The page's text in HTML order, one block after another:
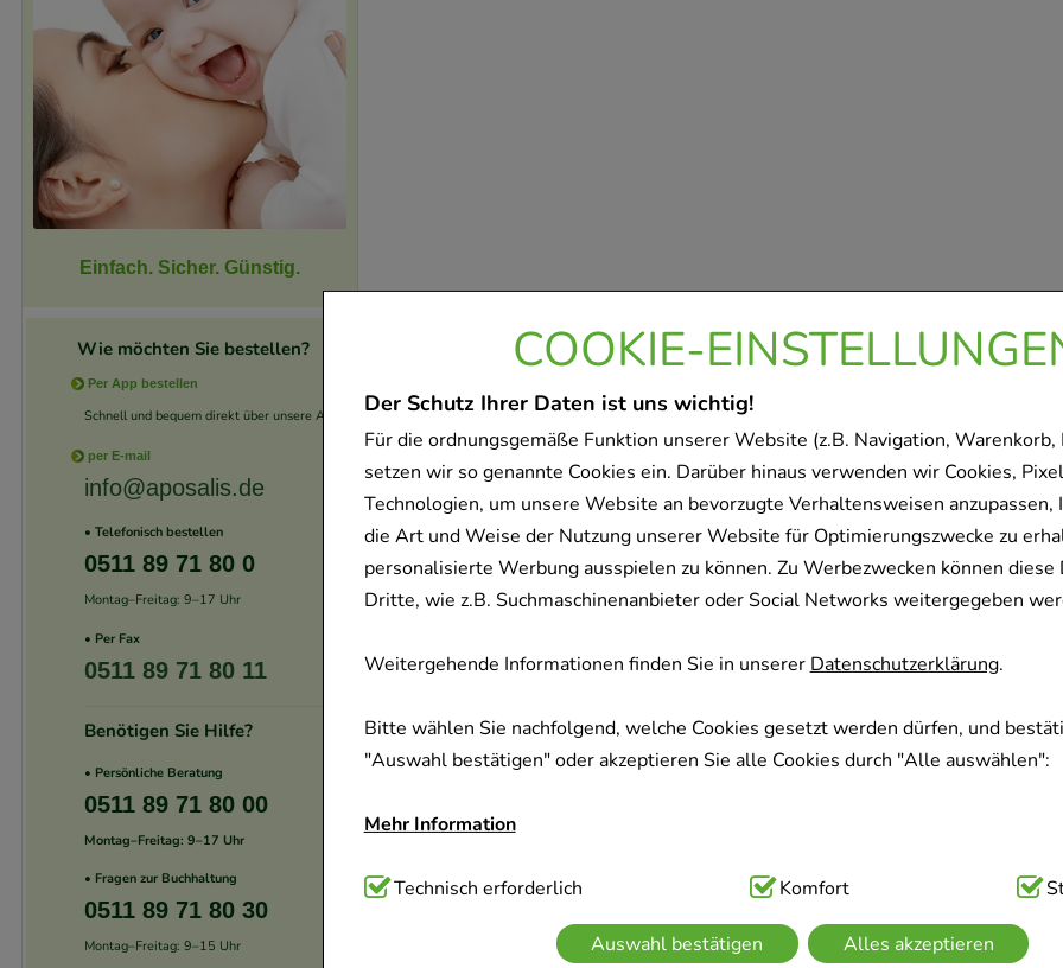
COOKIE-
Der Schutz Ihrer Daten ist uns wichtig!
Für die ordnungsgemäße Funktion unserer Website (z.B. Navigation, Warenkorb,
setzen wir so genannte Cookies ein. Darüber hinaus verwenden wir Cookies,
Technologien, um unsere Website an bevorzugte Verhaltensweisen anzupassen,
die Art und Weise der Nutzung unserer Website für Optimierungszwecke zu
personalisierte Werbung ausspielen zu können. Zu Werbezwecken können diese
Dritte, wie z.B. Suchmaschinenanbieter oder Social Networks weitergegeben
Weitergehende Informationen finden Sie in unsererDatenschutzerklärung.
Bitte wählen Sie nachfolgend, welche Cookies gesetzt werden dürfen, und
"Auswahl bestätigen" oder akzeptieren Sie alle Cookies durch "Alle auswählen":
Mehr Information
Technisch Notwendig:Hierbei handelt es sich um Cookies, die für die
Website notwendig sind (z.B. Navigation, Warenkorb, Kundenkonto), weshalb
verzichtet werden kann.
Technisch erforderlich Komfort
Auswahl bestätigen Alles akzeptieren
Einfach. Sicher. Günstig.
Wie möchten Sie bestellen?
Per App bestellen
Schnell und bequem direkt über unsere App.
per E-mail
info@aposalis.de
• Telefonisch bestellen
0511 89 71 80 0
Montag–Freitag: 9–17 Uhr
• Per Fax
0511 89 71 80 11
Benötigen Sie Hilfe?
• Persönliche Beratung
0511 89 71 80 00
Montag–Freitag: 9–17 Uhr
• Fragen zur Buchhaltung
0511 89 71 80 30
Montag–Freitag: 9–15 Uhr